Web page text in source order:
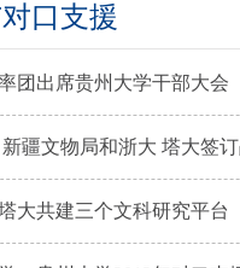
口支援
团出席贵州大学干部大会
大共建三个文科研究平台